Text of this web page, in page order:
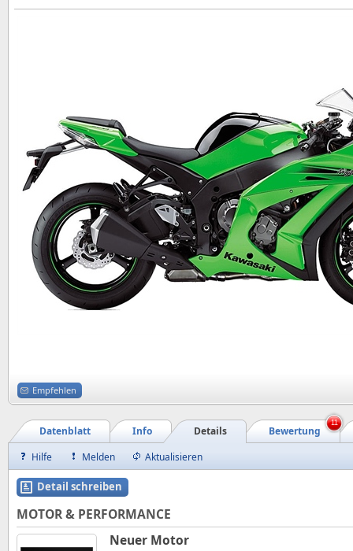
Empfehlen
Bewertung
Details
Info
Datenblatt
11
Hilfe Melden Aktualisieren
Detail schreiben
MOTOR & PERFORMANCE
Neuer Motor